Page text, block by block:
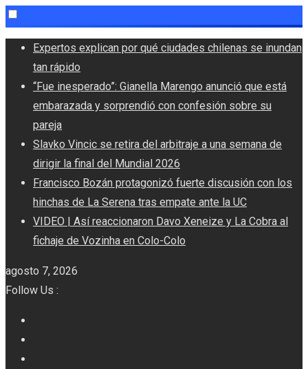
Skip
content
Expertos explican por qué ciudades chilenas se inundan
tan rápido
“Fue inesperado”: Gianella Marengo anunció que está
embarazada y sorprendió con confesión sobre su
pareja
Slavko Vincic se retira del arbitraje a una semana de
dirigir la final del Mundial 2026
Francisco Bozán protagonizó fuerte discusión con los
hinchas de La Serena tras empate ante la UC
VIDEO | Así reaccionaron Davo Xeneize y La Cobra al
fichaje de Vozinha en Colo-Colo
agosto 7, 2026
Follow Us :